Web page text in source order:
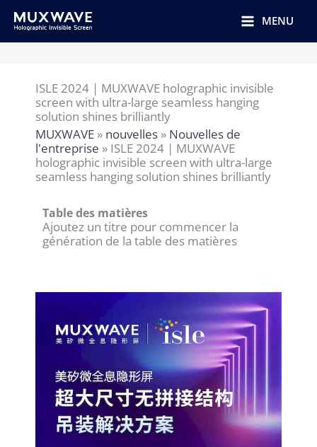
MENU
ISLE 2024 | MUXWAVE holographic invisible
screen with ultra-large seamless hanging
solution shines brilliantly
MUXWAVE » nouvelles » Nouvelles de
l'entreprise » ISLE 2024 | MUXWAVE
holographic invisible screen with ultra-large
seamless hanging solution shines brilliantly
Table des matières
Ajoutez un titre pour commencer la
génération de la table des matières